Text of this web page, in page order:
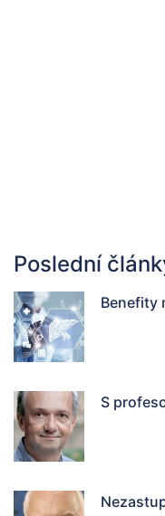
Poslední
Benefity
S